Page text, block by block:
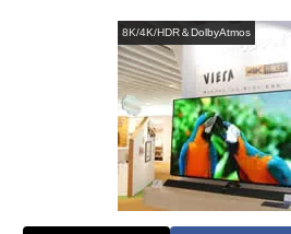
8K/4K/HDR＆DolbyAtmos